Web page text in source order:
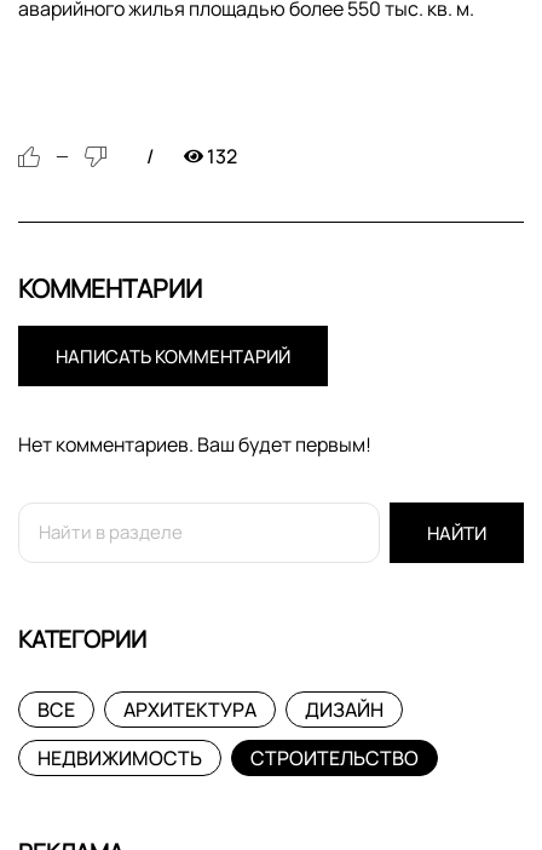
аварийного жилья площадью более 550 тыс. кв. м.
— 132
КОММЕНТАРИИ
НАПИСАТЬ КОММЕНТАРИЙ
Нет комментариев. Ваш будет первым!
НАЙТИ
КАТЕГОРИИ
ВСЕ АРХИТЕКТУРА
ДИЗАЙН
НЕДВИЖИМОСТЬ
СТРОИТЕЛЬСТВО